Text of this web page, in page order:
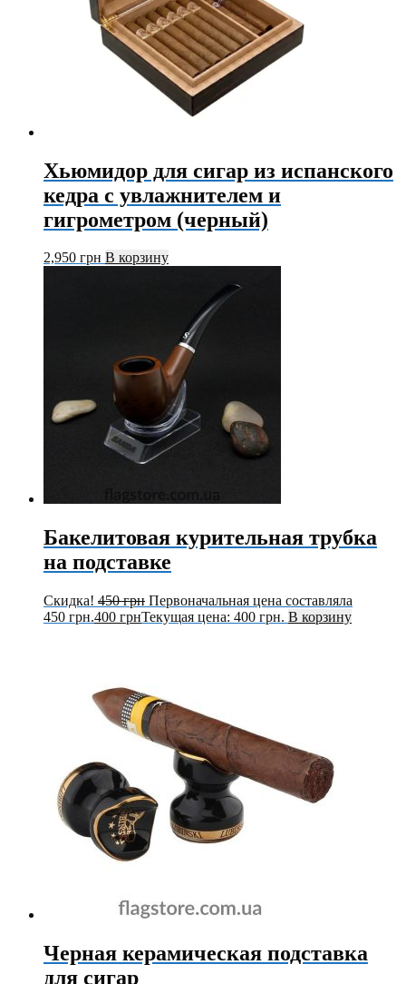
Хьюмидор для сигар из испанского
кедра с увлажнителем и
гигрометром (черный)
2,950 грн В корзину
Бакелитовая курительная трубка
на подставке
Скидка! 450грн Первоначальная цена составляла
450 грн.400 грнТекущая цена: 400 грн. В корзину
Черная керамическая подставка
для сигар